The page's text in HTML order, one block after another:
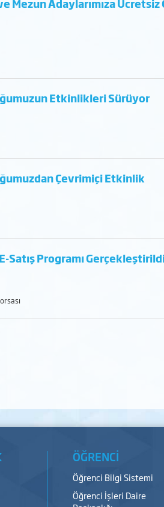
Mezun Adaylarımıza Ücretsiz
Etkinlikleri Sürüyor
Çevrimiçi Etkinlik
Satış Programı
ÖĞRENCİ
Öğrenci Bilgi Sistemi
Öğrenci İşleri Daire